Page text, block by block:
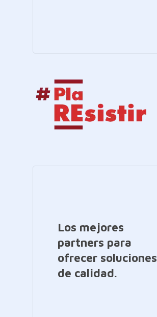
Los mejores
partners para
ofrecer soluciones
de calidad.